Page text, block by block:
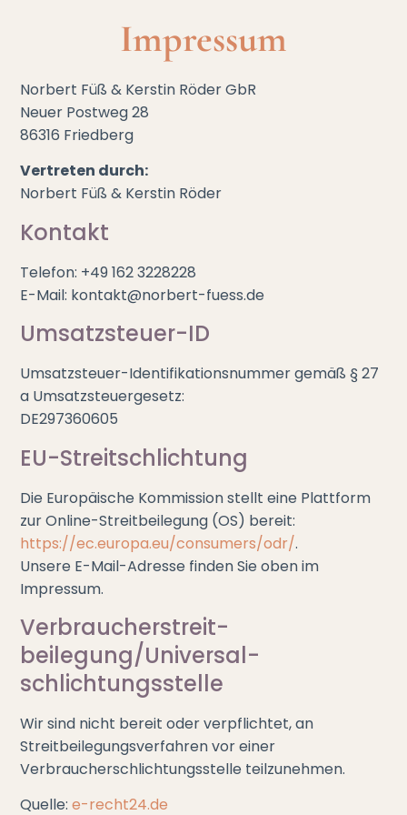
Impressum
Norbert Füß & Kerstin Röder GbR
Neuer Postweg 28
86316 Friedberg
Vertreten durch:
Norbert Füß & Kerstin Röder
Kontakt
Telefon: +49 162 3228228
E-Mail: kontakt@norbert-fuess.de
Umsatzsteuer-ID
Umsatzsteuer-Identifikationsnummer gemäß § 27
a Umsatzsteuergesetz:
DE297360605
EU-Streitschlichtung
Die Europäische Kommission stellt eine Plattform
zur Online-Streitbeilegung (OS) bereit:
https://ec.europa.eu/consumers/odr/.
Unsere E-Mail-Adresse finden Sie oben im
Impressum.
Verbraucher­streit­
beilegung/Universal­
schlichtungs­stelle
Wir sind nicht bereit oder verpflichtet, an
Streitbeilegungsverfahren vor einer
Verbraucherschlichtungsstelle teilzunehmen.
Quelle:e-recht24.de